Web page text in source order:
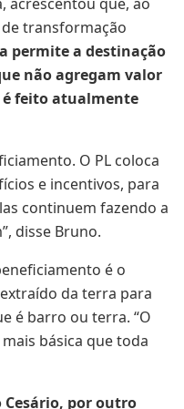
acrescentou que, ao
transformação
permite a destinação
não agregam valor
é feito atualmente
O PL coloca
e incentivos, para
continuem fazendo a
disse Bruno.
é o
da terra para
é barro ou terra. “O
básica que toda
Cesário, por outro